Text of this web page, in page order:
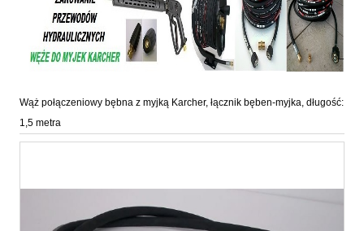
Wąż połączeniowy bębna z myjką Karcher, łącznik bęben-myjka, długość:
1,5 metra